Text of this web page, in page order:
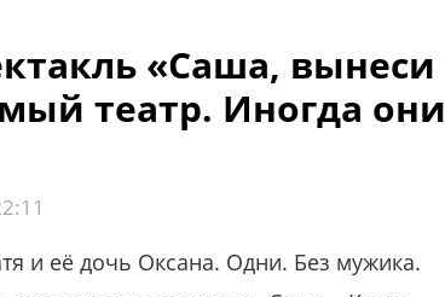
«Саша, вынеси
театр. Иногда они
и её дочь Оксана. Одни. Без мужика.